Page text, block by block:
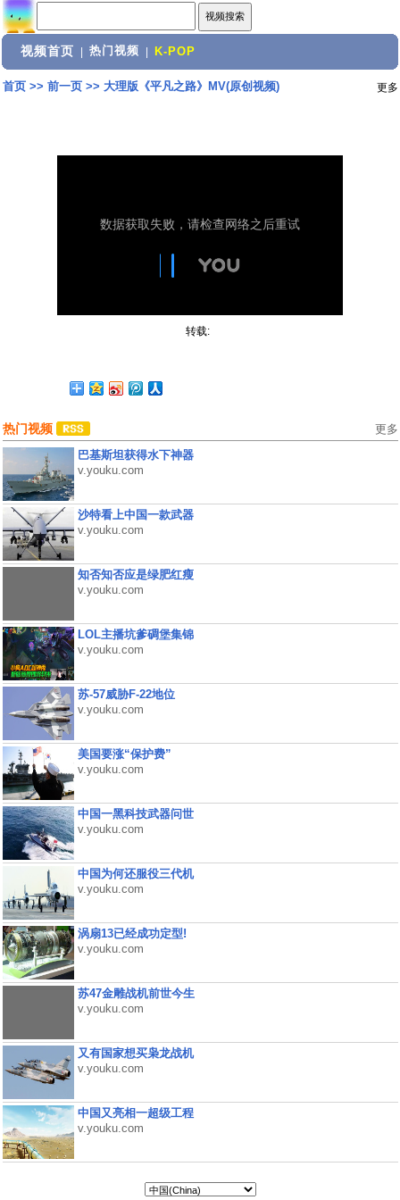
视频首页 热门视频 K-POP
首页>> 前一页>> 大理版《平凡之路》MV(原创视频) 更多
转载:
热门视频 更多
巴基斯坦获得水下神器
v.youku.com
沙特看上中国一款武器
v.youku.com
知否知否应是绿肥红瘦
v.youku.com
LOL主播坑爹碉堡集锦
v.youku.com
苏-57威胁F-22地位
v.youku.com
美国要涨“保护费”
v.youku.com
中国一黑科技武器问世
v.youku.com
中国为何还服役三代机
v.youku.com
涡扇13已经成功定型!
v.youku.com
苏47金雕战机前世今生
v.youku.com
又有国家想买枭龙战机
v.youku.com
中国又亮相一超级工程
v.youku.com